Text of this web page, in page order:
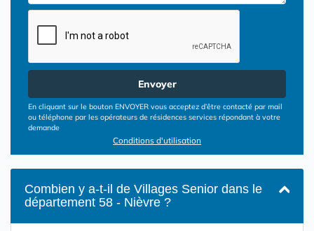
Envoyer
En cliquant sur le bouton ENVOYER vous acceptez d’être contacté par mail
ou téléphone par les opérateurs de résidences services répondant à votre
demande
Conditions d'utilisation
Combien y a-t-il de Villages Senior dans le
département 58 - Nièvre ?